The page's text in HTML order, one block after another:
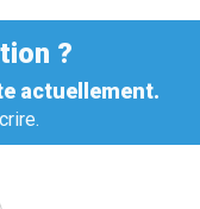
?
actuellement.